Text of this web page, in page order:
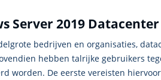
Server 2019 Datacenter
bedrijven en organisaties,
hebben talrijke gebruikers
worden. De eerste vereisten